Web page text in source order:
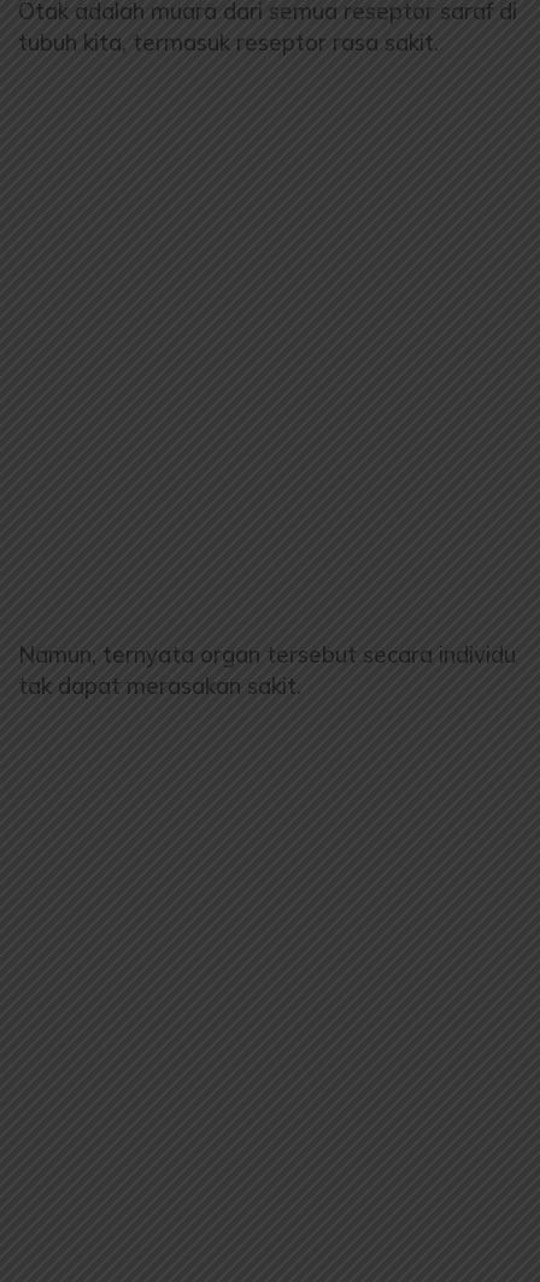
Otak adalah muara dari semua reseptor saraf di
tubuh kita, termasuk reseptor rasa sakit.
Namun, ternyata organ tersebut secara individu
tak dapat merasakan sakit.